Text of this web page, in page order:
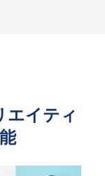
エイティ